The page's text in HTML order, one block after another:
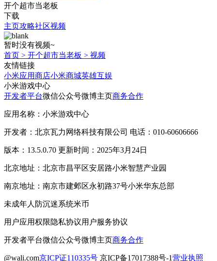
开个超市当老板
下载
主页攻略社区视频
暂时没有视频~
首页 > 开个超市当老板 > 视频
友情链接
小米应用商店小米商城英雄互娱
小米游戏中心
开发者平台微信公众号微博主页商务合作
应用名称：小米游戏中心
开发者：北京瓦力网络科技有限公司 电话：010-60606666
版本：13.5.0.70 更新时间：2025年3月24日
北京地址：北京市昌平区安居路小米智慧产业园
南京地址：南京市建邺区永初路37号小米华东总部
未成年人防沉迷系统米币
用户应用权限隐私协议用户服务协议
开发者平台微信公众号微博主页商务合作
@wali.com京ICP证110335号 京ICP备17017388号-1营业执照